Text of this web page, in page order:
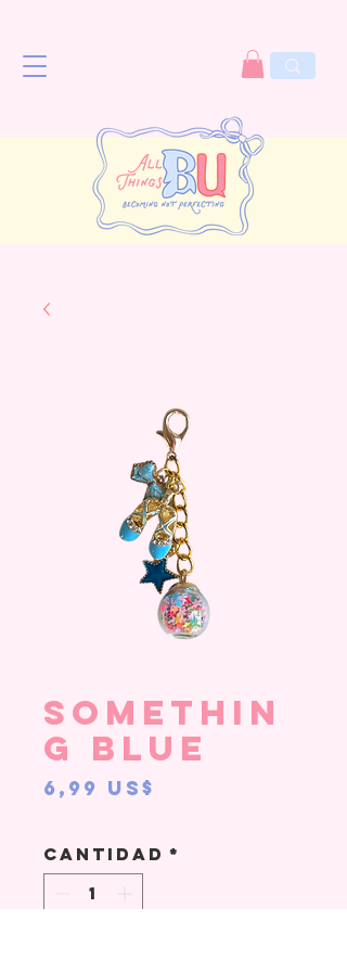
Somethin
g Blue
6,99 US$
Cantidad *